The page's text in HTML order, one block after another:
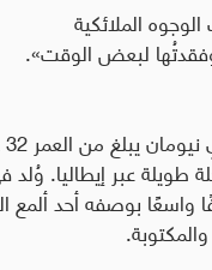
الملائكية
لبعض الوقت».
واسعًا بوصفه أحد ألمع